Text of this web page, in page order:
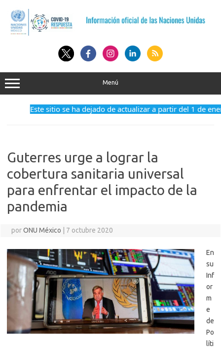
contenido
Menú
Este sitio se ha dejado de actualizar a partir del 1 de
Guterres urge a lograr la
cobertura sanitaria universal
para enfrentar el impacto de la
pandemia
porONU México 7 octubre 2020
En
su
Inf
or
m
e
de
Po
líti